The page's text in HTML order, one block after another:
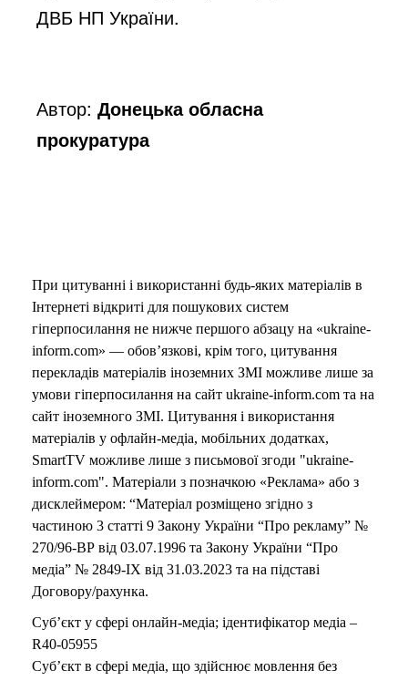
ДВБ НП України.
Автор:Донецька обласна
прокуратура
При цитуванні і використанні будь-яких матеріалів в
Інтернеті відкриті для пошукових систем
гіперпосилання не нижче першого абзацу на «ukraine-
inform.com» — обов’язкові, крім того, цитування
перекладів матеріалів іноземних ЗМІ можливе лише за
умови гіперпосилання на сайт ukraine-inform.com та на
сайт іноземного ЗМІ. Цитування і використання
матеріалів у офлайн-медіа, мобільних додатках,
SmartTV можливе лише з письмової згоди "ukraine-
inform.com". Матеріали з позначкою «Реклама» або з
дисклеймером: “Матеріал розміщено згідно з
частиною 3 статті 9 Закону України “Про рекламу” №
270/96-ВР від 03.07.1996 та Закону України “Про
медіа” № 2849-IX від 31.03.2023 та на підставі
Договору/рахунка.
Суб’єкт у сфері онлайн-медіа; ідентифікатор медіа –
R40-05955
Суб’єкт в сфері медіа, що здійснює мовлення без